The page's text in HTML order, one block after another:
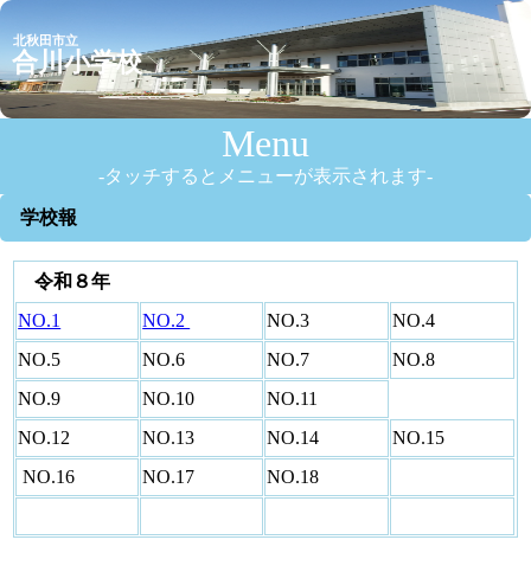
北秋田市立
合川小学校
Menu
-タッチするとメニューが表示されます-
学校報
令和８年
NO.1
NO.2 NO.3
NO.4
NO.5
NO.6 NO.7
NO.8
NO.9
NO.10
NO.11
NO.12
NO.13 NO.14
NO.15
NO.16
NO.17 NO.18